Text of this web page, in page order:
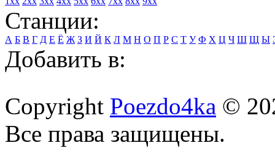
Станции:
А Б В Г Д Е Ё Ж З И Й К Л М Н О П Р С Т У Ф Х Ц Ч Ш Щ Ы
Добавить в:
Copyright Poezdo4ka ©
Все права защищены.